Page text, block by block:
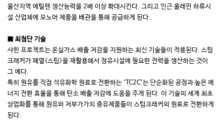
울산지역 에틸렌 생산능력을 2배 이상 확대시킨다. 그리고 인근 올레핀 하류시
설 산업체에 모노머 제품을 배관을 통해 공급하게 된다.
■ 최첨단 기술
샤힌 프로젝트는 온실가스 배출 저감을 지원하는 최신 기술들이 적용된다. 스팀
크래커가 폐열(스팀)을 재활용해서 정유시설에 필요한 전력을 생산하는 것이
그 예다.
특히 원유를 직접 석유화학 원료로 전환하는 ‘TC2C’는 단순화된 공정과 높은 에
너지 전환 효율을 통해 탄소 배출 저감에 도움을 주게 된다. 이 기술의 세계 최초
상업화를 통해 원유와 저부가가치 중유제품들이 스팀크래커의 원료로 전환하게
된다.